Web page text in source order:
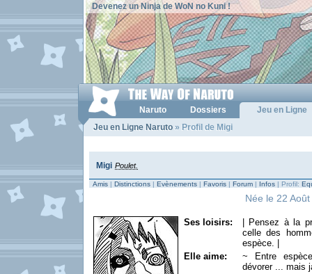
Devenez un Ninja de WoN no Kuni !
Naruto Dossiers
Jeu en Ligne
Jeu en Ligne Naruto » Profil de Migi
Migi Poulet.
Amis | Distinctions | Evènements | Favoris | Forum | Infos | Profil:
Née le 22
Ses loisirs:
| Pensez à la
celle des
espèce. |
Elle aime:
~ Entre
dévorer ... mais